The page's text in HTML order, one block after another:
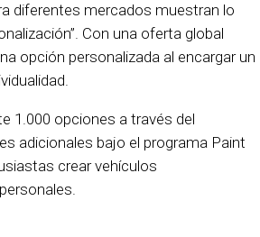
diferentes mercados muestran lo
Con una oferta global
opción personalizada al encargar un
1.000 opciones a través del
adicionales bajo el programa Paint
crear vehículos